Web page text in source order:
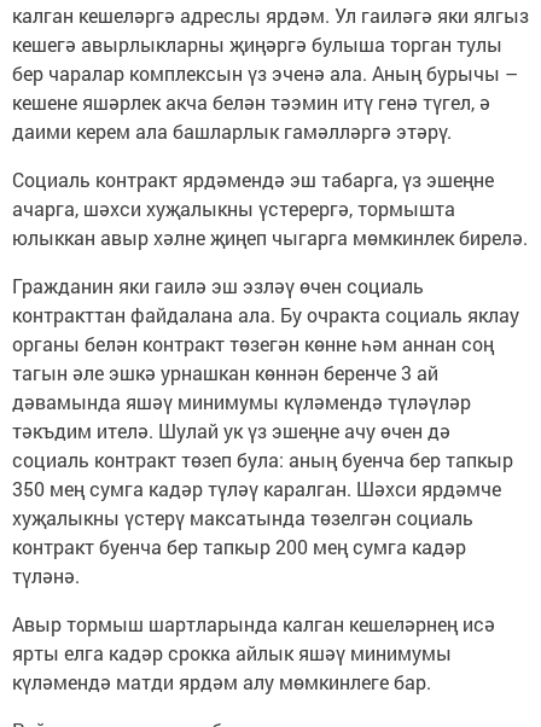
калган кешеләргә адреслы ярдәм. Ул гаиләгә яки ялгыз
кешегә авырлыкларны җиңәргә булыша торган тулы
бер чаралар комплексын үз эченә ала. Аның бурычы –
кешене яшәрлек акча белән тәэмин итү генә түгел, ә
даими керем ала башларлык гамәлләргә этәрү.
Социаль контракт ярдәмендә эш табарга, үз эшеңне
ачарга, шәхси хуҗалыкны үстерергә, тормышта
юлыккан авыр хәлне җиңеп чыгарга мөмкинлек бирелә.
Гражданин яки гаилә эш эзләү өчен социаль
контракттан файдалана ала. Бу очракта социаль яклау
органы белән контракт төзегән көнне һәм аннан соң
тагын әле эшкә урнашкан көннән беренче 3 ай
дәвамында яшәү минимумы күләмендә түләүләр
тәкъдим ителә. Шулай ук үз эшеңне ачу өчен дә
социаль контракт төзеп була: аның буенча бер тапкыр
350 мең сумга кадәр түләү каралган. Шәхси ярдәмче
хуҗалыкны үстерү максатында төзелгән социаль
контракт буенча бер тапкыр 200 мең сумга кадәр
түләнә.
Авыр тормыш шартларында калган кешеләрнең исә
ярты елга кадәр срокка айлык яшәү минимумы
күләмендә матди ярдәм алу мөмкинлеге бар.